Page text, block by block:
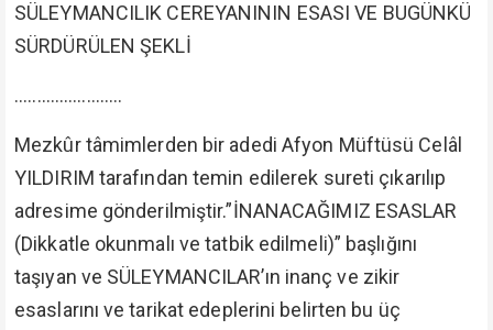
SÜLEYMANCILIK CEREYANININ ESASI VE BUGÜNKÜ
SÜRDÜRÜLEN ŞEKLİ
........................
Mezkûr tâmimlerden bir adedi Afyon Müftüsü Celâl
YILDIRIM tarafından temin edilerek sureti çıkarılıp
adresime gönderilmiştir.”İNANACAĞIMIZ ESASLAR
(Dikkatle okunmalı ve tatbik edilmeli)” başlığını
taşıyan ve SÜLEYMANCILAR’ın inanç ve zikir
esaslarını ve tarikat edeplerini belirten bu üç